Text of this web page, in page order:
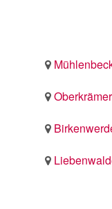
Oberkrämer